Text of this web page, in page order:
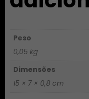
Peso
0,05 kg
Dimensões
15 × 7 × 0,8 cm